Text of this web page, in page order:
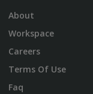
About
Workspace
Careers
Terms Of Use
Faq